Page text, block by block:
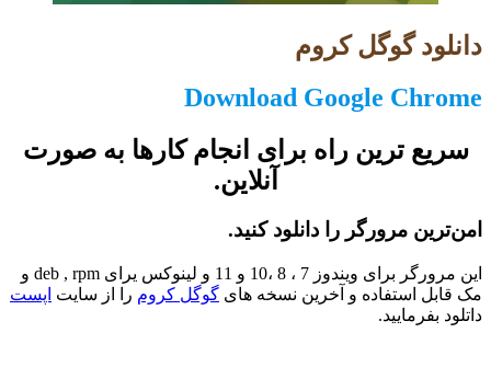
دانلود گوگل کروم
Download Google Chrome
سریع ترین راه برای انجام کارها به صورت
آنلاین.
امن‌ترین مرورگر را دانلود کنید.
این مرورگر برای ویندوز 7 ، 8 ،10 و 11 و لینوکس یرای deb , rpm و
مک قابل استفاده و آخرین نسخه های گوگل کروم را از سایت اپست
داتلود بفرمایید.